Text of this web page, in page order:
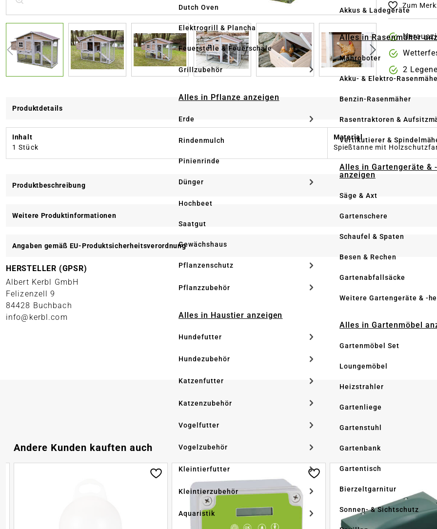
Dutch Oven
Elektrogrill & Plancha
Feuerstelle & Feuerschale
Grillzubehör
Alles in Pflanze anzeigen
Erde
Rindenmulch
Pinienrinde
Dünger
Hochbeet
Saatgut
Gewächshaus
Pflanzenschutz
Pflanzzubehör
Alles in Haustier anzeigen
Hundefutter
Hundezubehör
Katzenfutter
Katzenzubehör
Vogelfutter
Vogelzubehör
Kleintierfutter
Kleintierzubehör
Aquaristik
Akkus & Ladegeräte
Alles in Rasenmäher
Mähroboter
Akku- & Elektro-
Benzin-Rasenmäher
Rasentraktoren &
Vertikutierer &
Alles in Gartengeräte &
anzeigen
Säge & Axt
Gartenschere
Schaufel & Spaten
Besen & Rechen
Gartenabfallsäcke
Weitere Gartengeräte & -
Alles in Gartenmöbel
Gartenmöbel Set
Loungemöbel
Heizstrahler
Gartenliege
Gartenstuhl
Gartenbank
Gartentisch
Bierzeltgarnitur
Sonnen- & Sichtschutz
Zum
2
Produktdetails
Inhalt
1 Stück
Material
Spießtanne mit
Produktbeschreibung
Weitere Produktinformationen
Angaben gemäß EU-Produktsicherheitsverordnung
HERSTELLER (GPSR)
Albert Kerbl GmbH
Felizenzell 9
84428 Buchbach
info@kerbl.com
Produktgalerie überspringen
Andere Kunden kauften auch